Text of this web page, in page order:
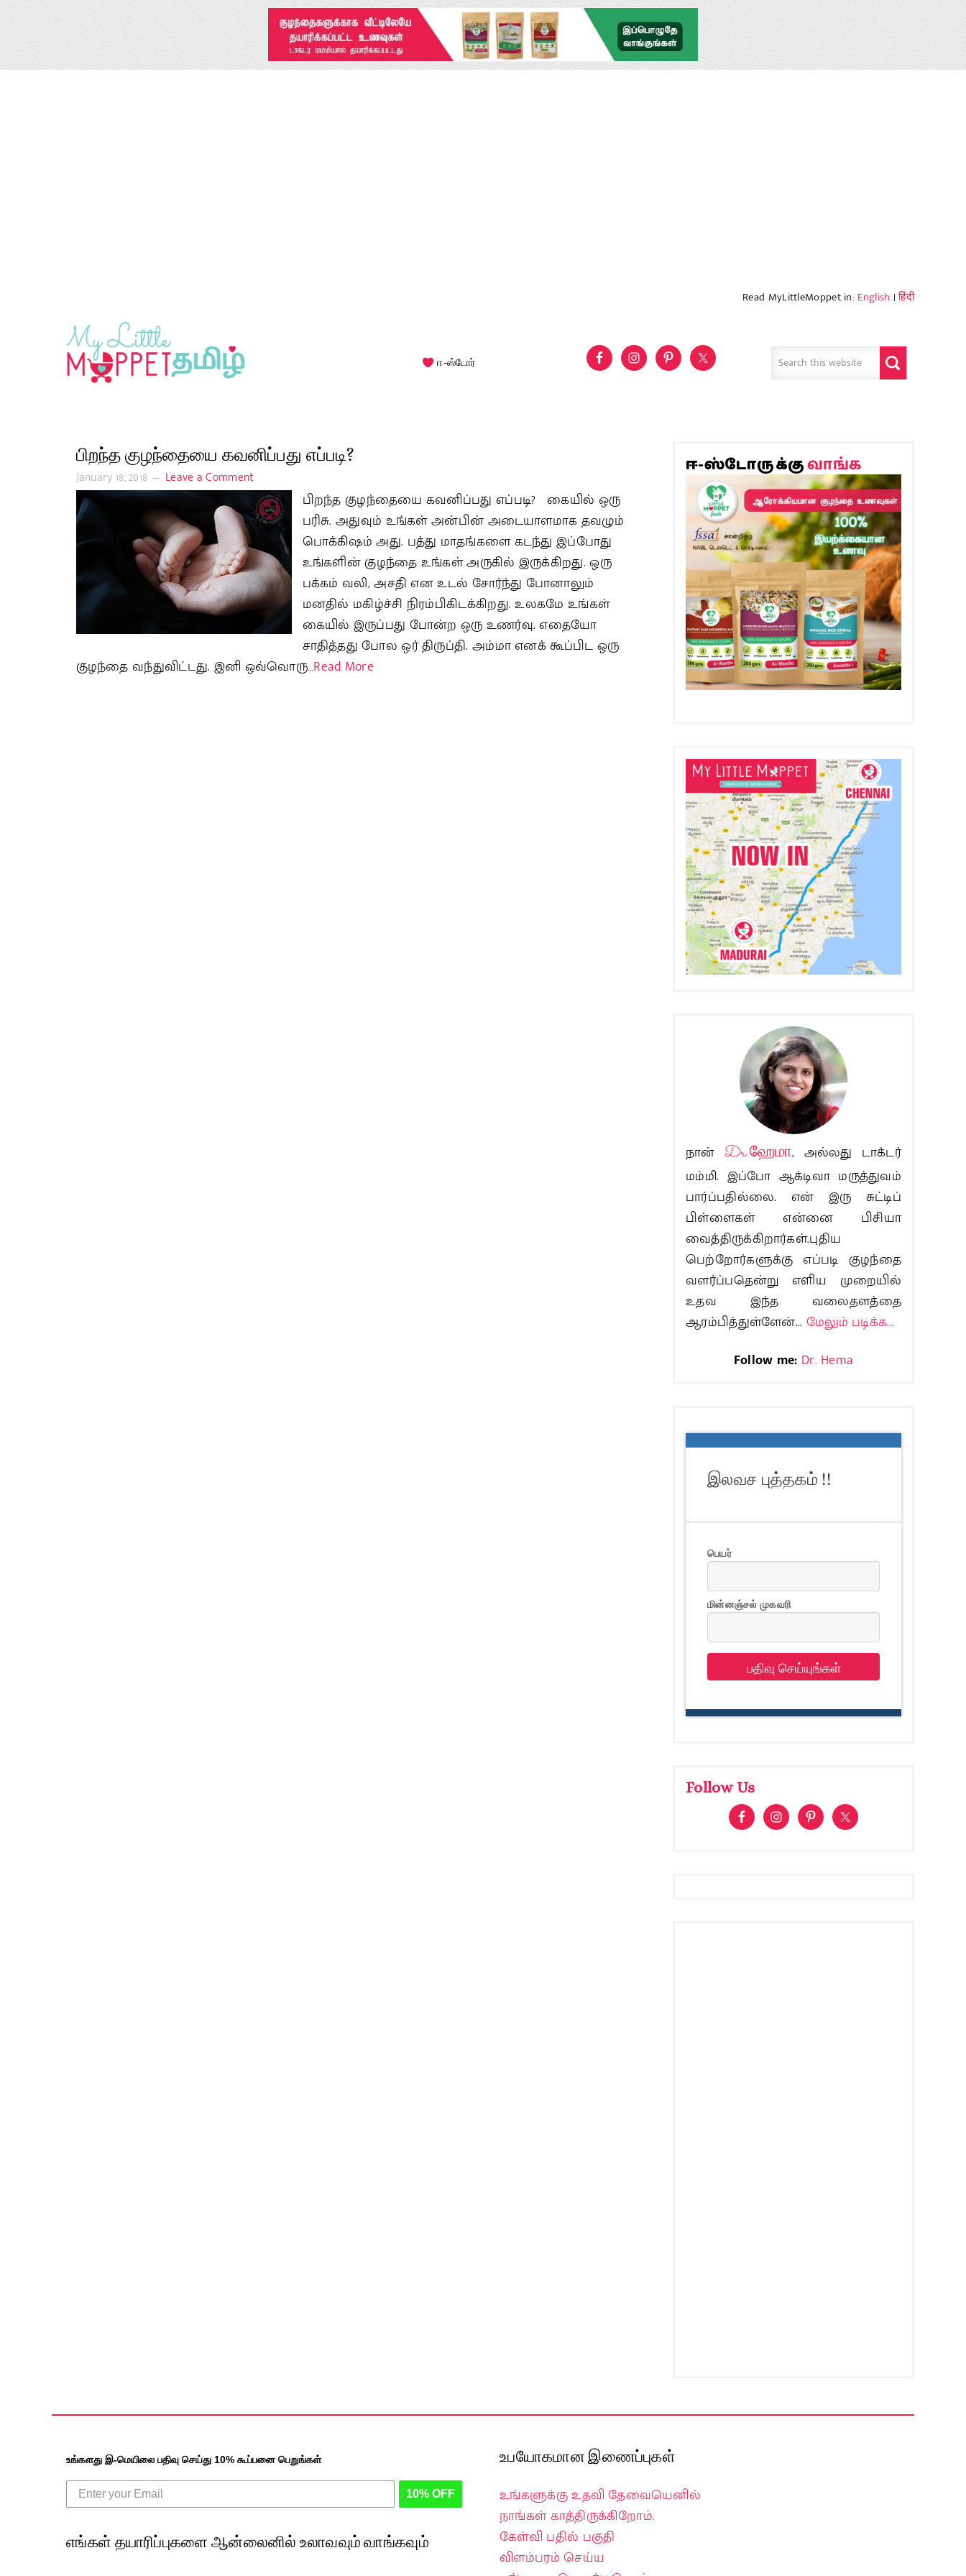
Read MyLittleMoppet in: English |हिंदी
ஈ-ஸ்டோர்
பிறந்த குழந்தையை கவனிப்பது எப்படி?
January 18, 2018 Leave a Comment
பிறந்த குழந்தையை கவனிப்பது எப்படி? கையில் ஒரு
பரிசு. அதுவும் உங்கள் அன்பின் அடையாளமாக தவழும்
பொக்கிஷம் அது. பத்து மாதங்களை கடந்து இப்போது
உங்களின் குழந்தை உங்கள் அருகில் இருக்கிறது. ஒரு
பக்கம் வலி, அசதி என உடல் சோர்ந்து போனாலும்
மனதில் மகிழ்ச்சி நிரம்பிகிடக்கிறது. உலகமே உங்கள்
கையில் இருப்பது போன்ற ஒரு உணர்வு. எதையோ
சாதித்தது போல ஒர் திருப்தி. அம்மா எனக் கூப்பிட ஒரு
குழந்தை வந்துவிட்டது. இனி ஒவ்வொரு…Read More
ஈ-ஸ்டோருக்குவாங்க
நான் Dr.ஹேமா, அல்லது டாக்டர்
மம்மி. இப்போ ஆக்டிவா மருத்துவம்
பார்ப்பதில்லை. என் இரு சுட்டிப்
பிள்ளைகள் என்னை பிசியா
வைத்திருக்கிறார்கள்.புதிய
பெற்றோர்களுக்கு எப்படி குழந்தை
வளர்ப்பதென்று எளிய முறையில்
உதவ இந்த வலைதளத்தை
ஆரம்பித்துள்ளேன்... மேலும் படிக்க...
Follow me: Dr. Hema
இலவச புத்தகம் !!
பெயர்
மின்னஞ்சல் முகவரி
பதிவு செய்யுங்கள்
Follow Us
உங்களது இ-மெயிலை பதிவு செய்து 10% கூப்பனை பெறுங்கள்
10% OFF
எங்கள் தயாரிப்புகளை ஆன்லைனில் உலாவவும் வாங்கவும்
உபயோகமான இணைப்புகள்
உங்களுக்கு உதவி தேவையெனில்
நாங்கள் காத்திருக்கிறோம்.
கேள்வி பதில் பகுதி
விளம்பரம் செய்ய